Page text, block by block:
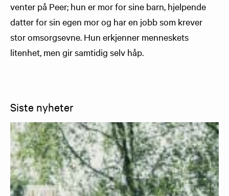
venter på Peer; hun er mor for sine barn, hjelpende
datter for sin egen mor og har en jobb som krever
stor omsorgsevne. Hun erkjenner menneskets
litenhet, men gir samtidig selv håp.
Siste nyheter